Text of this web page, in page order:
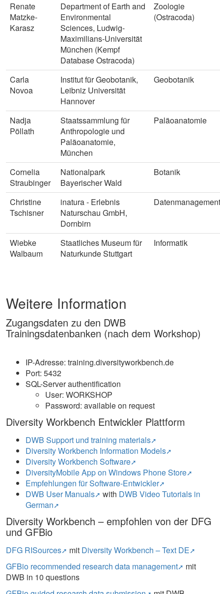
Renate
Matzke-
Karasz
Department of Earth and
Environmental
Sciences, Ludwig-
Maximilians-Universität
München (Kempf
Database Ostracoda)
Zoologie
(Ostracoda)
Carla
Novoa
Institut für Geobotanik,
Leibniz Universität
Hannover
Geobotanik
Nadja
Pöllath
Staatssammlung für
Anthropologie und
Paläoanatomie,
München
Paläoanatomie
Cornelia
Straubinger
Nationalpark
Bayerischer Wald
Botanik
Christine
Tschisner
inatura - Erlebnis
Naturschau GmbH,
Dornbirn
Datenmanagement
Wiebke
Walbaum
Staatliches Museum für
Naturkunde Stuttgart
Informatik
Weitere Information
Zugangsdaten zu den DWB
Trainingsdatenbanken (nach dem Workshop)
IP-Adresse: training.diversityworkbench.de
Port: 5432
SQL-Server authentification
User: WORKSHOP
Password: available on request
Diversity Workbench Entwickler Plattform
DWB Support und training materials
Diversity Workbench Information Models
Diversity Workbench Software
DiversityMobile App on Windows Phone Store
Empfehlungen für Software-Entwickler
DWB User Manuals
with DWB Video Tutorials in
German
Diversity Workbench – empfohlen von der DFG
und GFBio
DFG RISources mit Diversity Workbench – Text DE
GFBio recommended research data management
mit
DWB in 10 questions